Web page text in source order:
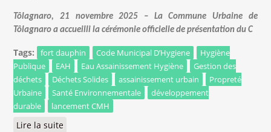
Tôlagnaro, 21 novembre 2025 – La Commune Urbaine de
Tôlagnaro a accueilli la cérémonie officielle de présentation du C
Tags: fort dauphin Code Municipal D’Hygiene
Hygiène
Publique
EAH Eau Assainissement Hygiène
Gestion des
déchets
Déchets Solides assainissement urbain
Propreté
Urbaine
Santé Environnementale
développement
durable
lancement CMH
Lire la suite